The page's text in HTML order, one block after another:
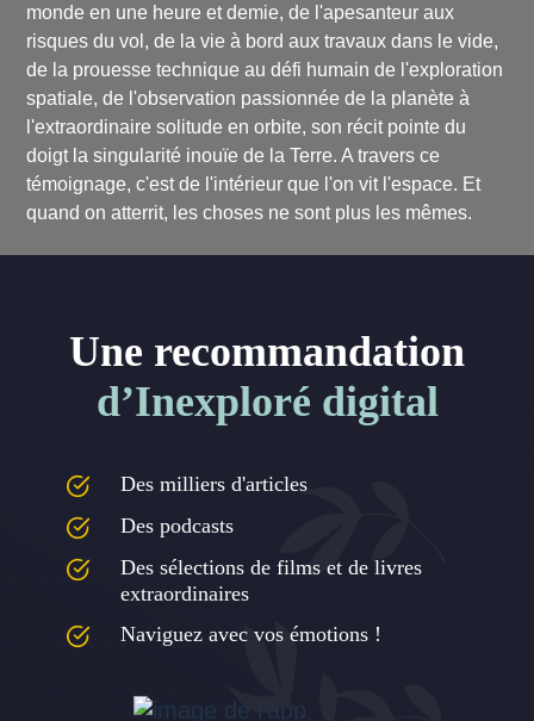
monde en une heure et demie, de l'apesanteur aux
risques du vol, de la vie à bord aux travaux dans le vide,
de la prouesse technique au défi humain de l'exploration
spatiale, de l'observation passionnée de la planète à
l'extraordinaire solitude en orbite, son récit pointe du
doigt la singularité inouïe de la Terre. A travers ce
témoignage, c'est de l'intérieur que l'on vit l'espace. Et
quand on atterrit, les choses ne sont plus les mêmes.
Une recommandation
d’Inexploré digital
Des milliers d'articles
Des podcasts
Des sélections de films et de livres
extraordinaires
Naviguez avec vos émotions !